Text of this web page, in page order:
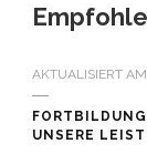
AKTUALISIERT AM
FORTBILDUNG
UNSERE